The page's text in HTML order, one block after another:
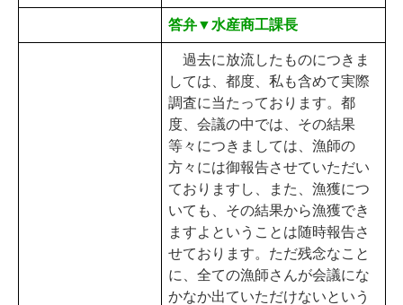
答弁▼水産商工課長
過去に放流したものにつきま
しては、都度、私も含めて実際
調査に当たっております。都
度、会議の中では、その結果
等々につきましては、漁師の
方々には御報告させていただい
ておりますし、また、漁獲につ
いても、その結果から漁獲でき
ますよということは随時報告さ
せております。ただ残念なこと
に、全ての漁師さんが会議にな
かなか出ていただけないという